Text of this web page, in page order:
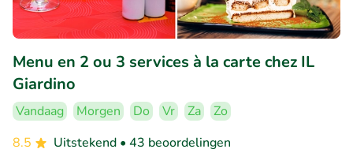
Menu en 2 ou 3 services à la carte chez IL
Giardino
Vandaag Morgen Do Vr Za
Zo
8.5
Uitstekend • 43 beoordelingen